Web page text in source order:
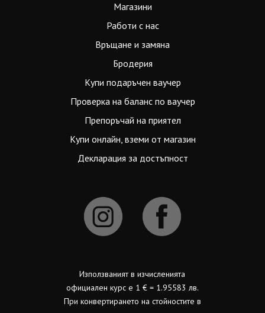
Магазини
Работи с нас
Връщане и замяна
Бродерия
Купи подаръчен ваучер
Проверка на баланс по ваучер
Препоръчай на приятел
Купи онлайн, вземи от магазин
Декларация за достъпност
Използваният в изчисленията
официален курс е 1 € = 1.95583 лв.
При конвертирането на стойностите в